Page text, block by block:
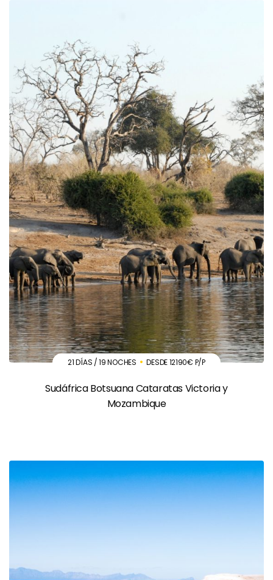
21 DÍAS / 19 NOCHES DESDE 12190€ P/P
Sudáfrica Botsuana Cataratas Victoria y
Mozambique